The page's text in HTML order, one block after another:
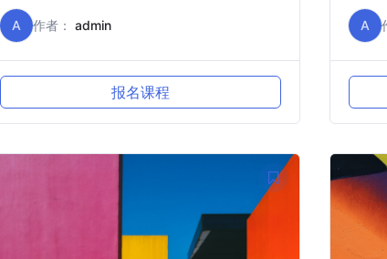
A 作者： admin
报名课程
A